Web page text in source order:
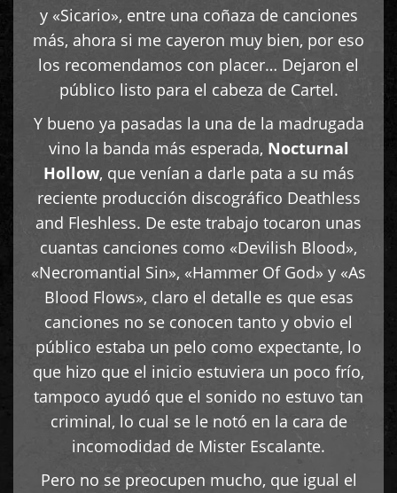
y «Sicario», entre una coñaza de canciones
más, ahora si me cayeron muy bien, por eso
los recomendamos con placer… Dejaron el
público listo para el cabeza de Cartel.
Y bueno ya pasadas la una de la madrugada
vino la banda más esperada, Nocturnal
Hollow, que venían a darle pata a su más
reciente producción discográfico Deathless
and Fleshless. De este trabajo tocaron unas
cuantas canciones como «Devilish Blood»,
«Necromantial Sin», «Hammer Of God» y «As
Blood Flows», claro el detalle es que esas
canciones no se conocen tanto y obvio el
público estaba un pelo como expectante, lo
que hizo que el inicio estuviera un poco frío,
tampoco ayudó que el sonido no estuvo tan
criminal, lo cual se le notó en la cara de
incomodidad de Mister Escalante.
Pero no se preocupen mucho, que igual el